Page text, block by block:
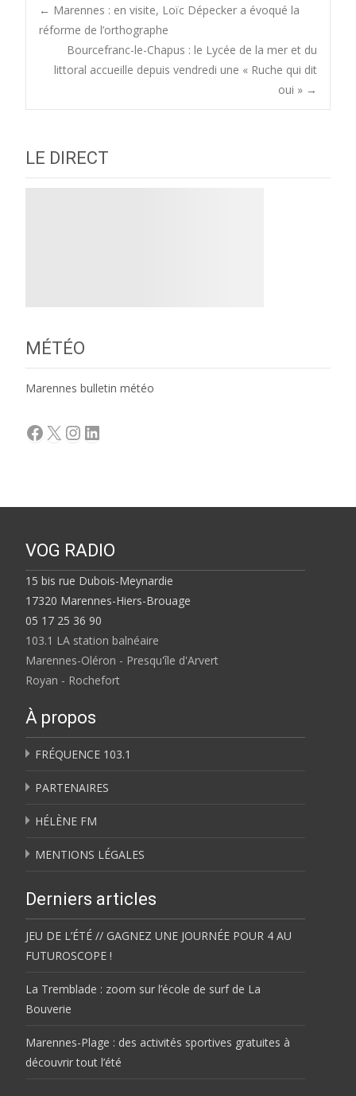
Post
navigation
← Marennes : en visite, Loïc Dépecker a évoqué la
réforme de l’orthographe
Bourcefranc-le-Chapus : le Lycée de la mer et du
littoral accueille depuis vendredi une « Ruche qui dit
oui » →
LE DIRECT
MÉTÉO
Marennes bulletin météo
Facebook
X Instagram
LinkedIn
VOG RADIO
15 bis rue Dubois-Meynardie
17320 Marennes-Hiers-Brouage
05 17 25 36 90
103.1 LA station balnéaire
Marennes-Oléron - Presqu'île d'Arvert
Royan - Rochefort
À propos
FRÉQUENCE 103.1
PARTENAIRES
HÉLÈNE FM
MENTIONS LÉGALES
Derniers articles
JEU DE L’ÉTÉ // GAGNEZ UNE JOURNÉE POUR 4 AU
FUTUROSCOPE !
La Tremblade : zoom sur l’école de surf de La
Bouverie
Marennes-Plage : des activités sportives gratuites à
découvrir tout l’été